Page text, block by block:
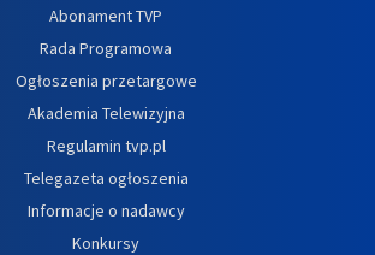
Abonament TVP
Rada Programowa
Ogłoszenia przetargowe
Akademia Telewizyjna
Regulamin tvp.pl
Telegazeta ogłoszenia
Informacje o nadawcy
Konkursy